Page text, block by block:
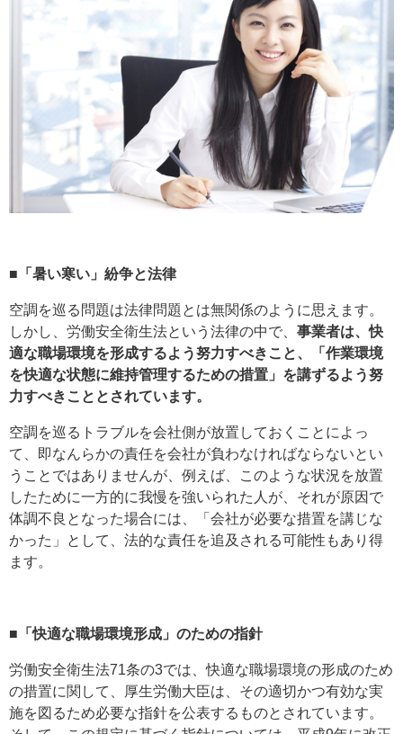
■「暑い寒い」紛争と法律
空調を巡る問題は法律問題とは無関係のように思えます。
しかし、労働安全衛生法という法律の中で、 事業者は、快
適な職場環境を形成するよう努力すべきこと、「作業環境
を快適な状態に維持管理するための措置」を講ずるよう努
力すべきこととされています。
空調を巡るトラブルを会社側が放置しておくことによっ
て、即なんらかの責任を会社が負わなければならないとい
うことではありませんが、例えば、このような状況を放置
したために一方的に我慢を強いられた人が、それが原因で
体調不良となった場合には、「会社が必要な措置を講じな
かった」として、法的な責任を追及される可能性もあり得
ます。
■ 「快適な職場環境形成」のための指針
労働安全衛生法71条の3では、快適な職場環境の形成のため
の措置に関して、厚生労働大臣は、その適切かつ有効な実
施を図るため必要な指針を公表するものとされています。